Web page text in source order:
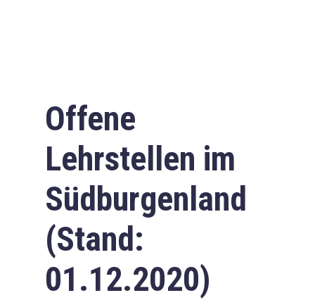
Offene
Lehrstellen im
Südburgenland
(Stand:
01.12.2020)